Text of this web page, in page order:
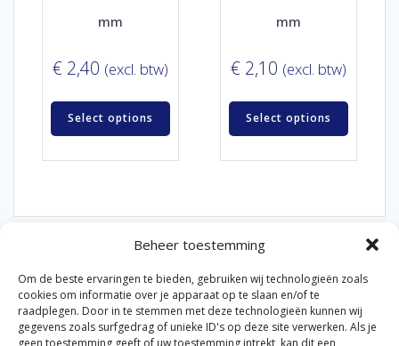
Beheer toestemming
Om de beste ervaringen te bieden, gebruiken wij technologieën zoals
cookies om informatie over je apparaat op te slaan en/of te
raadplegen. Door in te stemmen met deze technologieën kunnen wij
gegevens zoals surfgedrag of unieke ID's op deze site verwerken. Als je
geen toestemming geeft of uw toestemming intrekt, kan dit een
mm
€ 2,40 (excl. btw)
Select options
mm
€ 2,10 (excl. btw)
Select options
© 2026 Van der Bel Las en Radiateurenbedrijf.